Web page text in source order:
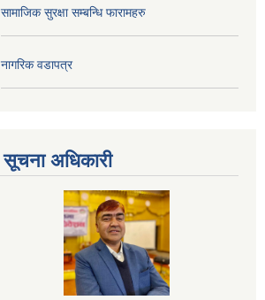
सामाजिक सुरक्षा सम्बन्धि फारामहरु
नागरिक वडापत्र
सूचना अधिकारी